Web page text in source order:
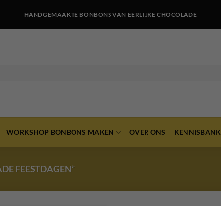
HANDGEMAAKTE BONBONS VAN EERLIJKE CHOCOLADE
WORKSHOP BONBONS MAKEN OVER ONS KENNISBANK
FEESTDAGEN”